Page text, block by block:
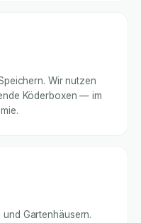
Wir nutzen
Köderboxen — im
Gartenhäusern.